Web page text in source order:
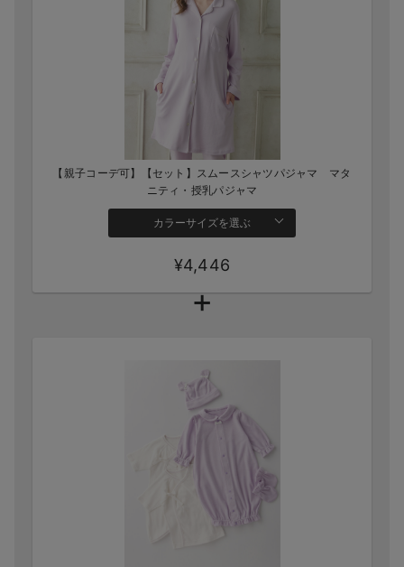
【親子コーデ可】【セット】スムースシャツパジャマ マタ
ニティ・授乳パジャマ
カラーサイズを選ぶ
¥4,446